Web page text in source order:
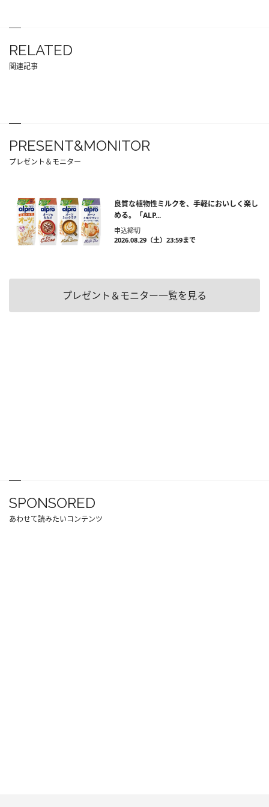
RELATED
関連記事
PRESENT&MONITOR
プレゼント＆モニター
良質な植物性ミルクを、手軽においしく楽し
める。「ALP...
申込締切
2026.08.29（土）23:59まで
プレゼント＆モニター一覧を見る
SPONSORED
あわせて読みたいコンテンツ